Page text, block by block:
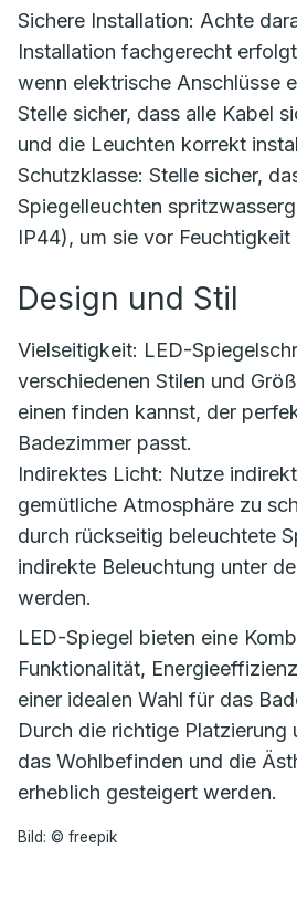
Sichere Installation: Achte
Installation fachgerecht
wenn elektrische Anschlüsse
Stelle sicher, dass alle Kabel
und die Leuchten korrekt
Schutzklasse: Stelle sicher,
Spiegelleuchten
IP44), um sie vor Feuchtigkeit
Design und Stil
Vielseitigkeit: LED-
verschiedenen Stilen und
einen finden kannst, der
Badezimmer passt.
Indirektes Licht: Nutze
gemütliche Atmosphäre zu
durch rückseitig beleuchtete
indirekte Beleuchtung unter
werden.
LED-Spiegel bieten eine
Funktionalität,
einer idealen Wahl für das
Durch die richtige Platzierung
das Wohlbefinden und die
erheblich gesteigert werden.
Bild: © freepik